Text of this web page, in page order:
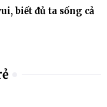
biết đủ ta sống cả